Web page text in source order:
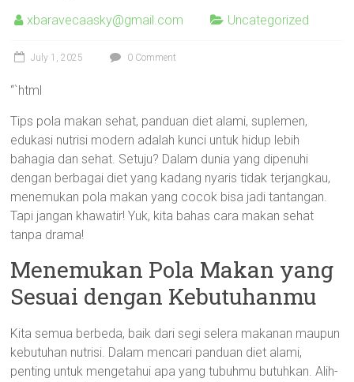
xbaravecaasky@gmail.com Uncategorized
July 1, 2025 0 Comment
“`html
Tips pola makan sehat, panduan diet alami, suplemen,
edukasi nutrisi modern adalah kunci untuk hidup lebih
bahagia dan sehat. Setuju? Dalam dunia yang dipenuhi
dengan berbagai diet yang kadang nyaris tidak terjangkau,
menemukan pola makan yang cocok bisa jadi tantangan.
Tapi jangan khawatir! Yuk, kita bahas cara makan sehat
tanpa drama!
Menemukan Pola Makan yang
Sesuai dengan Kebutuhanmu
Kita semua berbeda, baik dari segi selera makanan maupun
kebutuhan nutrisi. Dalam mencari panduan diet alami,
penting untuk mengetahui apa yang tubuhmu butuhkan. Alih-